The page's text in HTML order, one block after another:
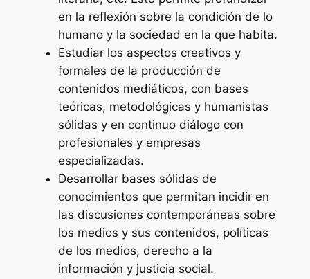
en la reflexión sobre la condición de lo
humano y la sociedad en la que habita.
Estudiar los aspectos creativos y
formales de la producción de
contenidos mediáticos, con bases
teóricas, metodológicas y humanistas
sólidas y en continuo diálogo con
profesionales y empresas
especializadas.
Desarrollar bases sólidas de
conocimientos que permitan incidir en
las discusiones contemporáneas sobre
los medios y sus contenidos, políticas
de los medios, derecho a la
información y justicia social.